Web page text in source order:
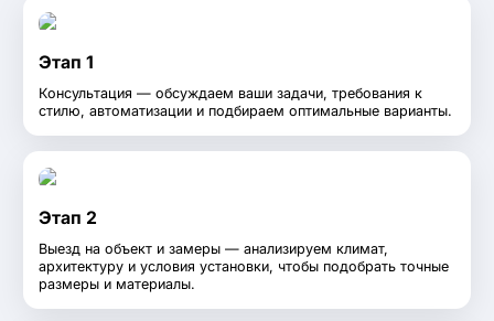
Витринные маркизы
Вертикальные маркизы
Кассетные маркизы
Этап 1
Консультация — обсуждаем ваши задачи, требования к
стилю, автоматизации и подбираем оптимальные варианты.
Этап 2
Выезд на объект и замеры — анализируем климат,
архитектуру и условия установки, чтобы подобрать точные
размеры и материалы.